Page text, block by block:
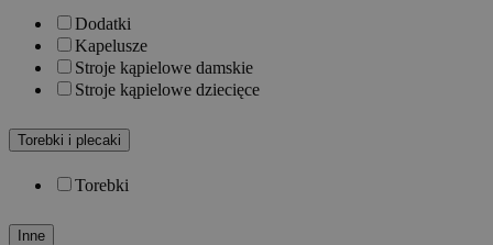
Dodatki
Kapelusze
Stroje kąpielowe damskie
Stroje kąpielowe dziecięce
Torebki i plecaki
Torebki
Inne